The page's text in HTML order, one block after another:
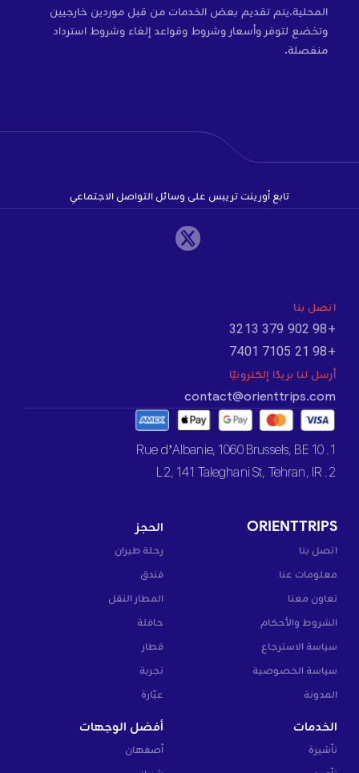
المحلية.يتم تقديم بعض الخدمات من قبل موردين خارجيين
وتخضع لتوفر وأسعار وشروط وقواعد إلغاء وشروط استرداد
منفصلة.
تابع أورينت تريبس على وسائل التواصل الاجتماعي
اتصل بنا
+98 902 379 3213
+98 21 7105 7401
أرسل لنا بريدًا إلكترونيًا
contact@orienttrips.com
1. 10 Rue d’Albanie, 1060 Brussels, BE
2. L2, 141 Taleghani St, Tehran, IR
ORIENTTRIPS
اتصل بنا
معلومات عنا
تعاون معنا
الشروط والأحكام
سياسة الاسترجاع
سياسة الخصوصية
المدونة
الحجز
رحلة طيران
فندق
المطار النقل
حافلة
قطار
تجربة
عبّارة
الخدمات
تأشيرة
أفضل الوجهات
أصفهان